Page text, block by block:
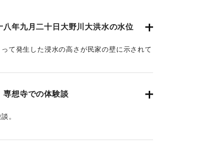
年九月二十日大野川大洪水の水位
て発生した浸水の高さが民家の壁に示されて
示されている。
想寺での体験談
。